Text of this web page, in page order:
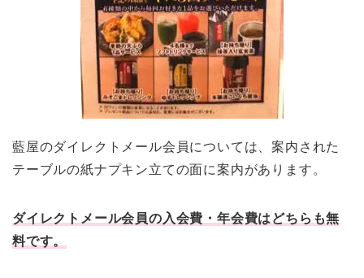
藍屋のダイレクトメール会員については、案内された
テーブルの紙ナプキン立ての面に案内があります。
ダイレクトメール会員の入会費・年会費はどちらも無
料です。